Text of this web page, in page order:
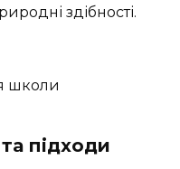
здібності.
підходи